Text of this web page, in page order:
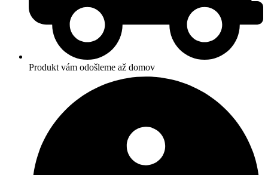
Produkt vám odošleme až domov